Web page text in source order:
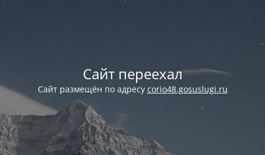
Сайт переехал
Сайт размещён по адресу corio48.gosuslugi.ru